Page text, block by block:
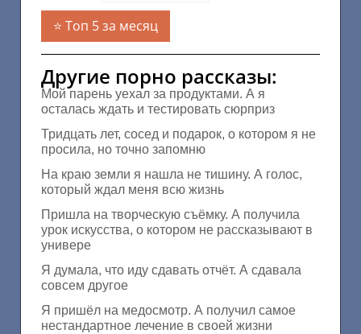
Топ 5 за месяц
Другие порно рассказы:
Мой парень уехал за продуктами. А я
осталась ждать и тестировать сюрприз
Тридцать лет, сосед и подарок, о котором я не
просила, но точно запомню
На краю земли я нашла не тишину. А голос,
который ждал меня всю жизнь
Пришла на творческую съёмку. А получила
урок искусства, о котором не рассказывают в
универе
Я думала, что иду сдавать отчёт. А сдавала
совсем другое
Я пришёл на медосмотр. А получил самое
нестандартное лечение в своей жизни